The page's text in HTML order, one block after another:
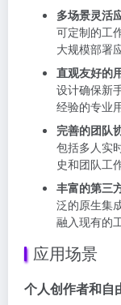
多场景灵活
可定制的工
大规模部署
直观友好的
设计确保新
经验的专业
完善的团队
包括多人实
史和团队工
丰富的第三
泛的原生集
融入现有的
应用场景
个人创作者和自